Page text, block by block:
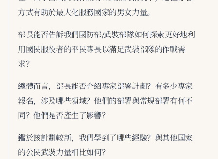
方式有助於最大化服務國家的男女力量。
部長能否告訴我們國防部/武裝部隊如何探索更好地利
用國民服役者的平民專長以滿足武裝部隊的作戰需
求？
總體而言，部長能否介紹專家部署計劃？有多少專家
報名，涉及哪些領域？他們的部署與常規部署有何不
同？他們是否產生了影響？
鑑於該計劃較新，我們學到了哪些經驗？與其他國家
的公民武裝力量相比如何？